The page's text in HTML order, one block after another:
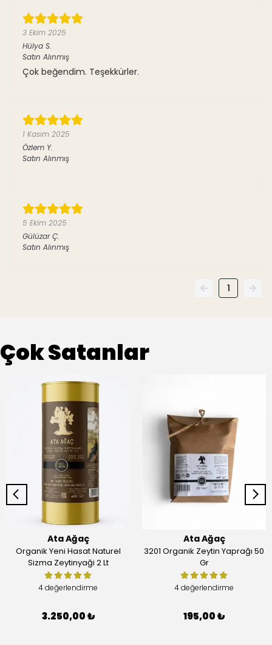
3 Ekim 2025
Hülya S.
Satın Alınmış
Çok beğendim. Teşekkürler.
1 Kasım 2025
Özlem Y.
Satın Alınmış
5 Ekim 2025
Gülüzar Ç.
Satın Alınmış
1
Çok Satanlar
Ata Ağaç
Organik Yeni Hasat Naturel
Sizma Zeytinyaği 2 Lt
4 değerlendirme
3.250,00 ₺
Ata Ağaç
3201 Organik Zeytin Yaprağı 50
Gr
4 değerlendirme
195,00 ₺